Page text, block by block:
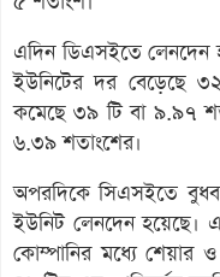
এদিন ডিএসইতে লেনদেন
ইউনিটের দর বেড়েছে
কমেছে ৩৯ টি বা ৯.৯৭
৬.৩৯ শতাংশের।
অপরদিকে সিএসইতে
ইউনিট লেনদেন হয়েছে।
কোম্পানির মধ্যে শেয়ার